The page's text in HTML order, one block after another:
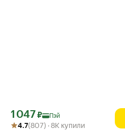
Цена с картой Яндекс Пэй 1047 ₽ вместо
1 047₽
Пэй
Рейтинг товара: 4.7 из 5
Оценок: (807) · 8K купили
4.7(807) · 8K купили